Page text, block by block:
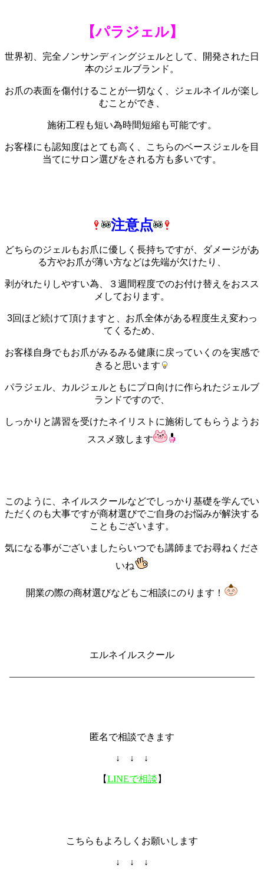
【パラジェル】
世界初、完全ノンサンディングジェルとして、開発された日
本のジェルブランド。
お爪の表面を傷付けることが一切なく、ジェルネイルが楽し
むことができ、
施術工程も短い為時間短縮も可能です。
お客様にも認知度はとても高く、こちらのベースジェルを目
当てにサロン選びをされる方も多いです。
注意点
どちらのジェルもお爪に優しく長持ちですが、ダメージがあ
る方やお爪が薄い方などは先端が欠けたり、
剥がれたりしやすい為、３週間程度でのお付け替えをおスス
メしております。
3回ほど続けて頂けますと、お爪全体がある程度生え変わっ
てくるため、
お客様自身でもお爪がみるみる健康に戻っていくのを実感で
きると思います
パラジェル、カルジェルともにプロ向けに作られたジェルブ
ランドですので、
しっかりと講習を受けたネイリストに施術してもらうようお
ススメ致します
このように、ネイルスクールなどでしっかり基礎を学んでい
ただくのも大事ですが商材選びでご自身のお悩みが解決する
こともございます。
気になる事がございましたらいつでも講師までお尋ねくださ
いね
開業の際の商材選びなどもご相談にのります！
エルネイルスクール
――――――――――――――――――――――――――
匿名で相談できます
↓ ↓ ↓
【LINEで相談 】
こちらもよろしくお願いします
↓ ↓ ↓